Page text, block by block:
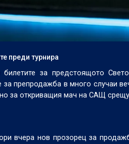
преди турнира
билетите за предстоящото
за препродажба в много случаи
за откриващия мач на САЩ срещу
вчера нов прозорец за